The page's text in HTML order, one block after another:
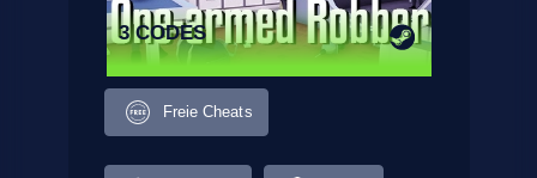
3 CODES
Freie Cheats